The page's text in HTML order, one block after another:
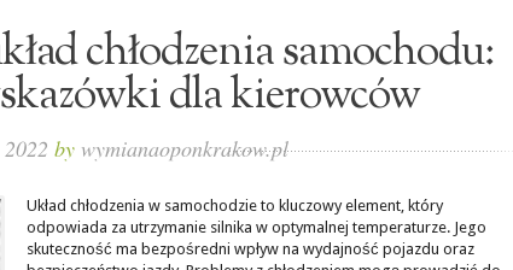
chłodzenia samochodu:
dla kierowców
by wymianaoponkrakow.pl
Układ chłodzenia w samochodzie to kluczowy element, który
odpowiada za utrzymanie silnika w optymalnej temperaturze. Jego
skuteczność ma bezpośredni wpływ na wydajność pojazdu oraz